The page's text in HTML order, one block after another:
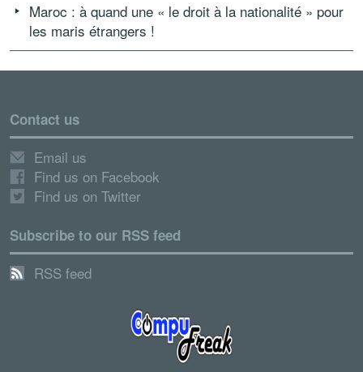
Maroc : à quand une « le droit à la nationalité » pour
les maris étrangers !
Contact us
Email us
Find us on Facebook
Find us on Twitter
Subscribe to our RSS feed
RSS feed